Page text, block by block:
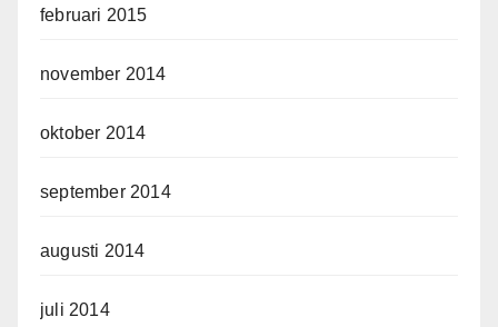
februari 2015
november 2014
oktober 2014
september 2014
augusti 2014
juli 2014